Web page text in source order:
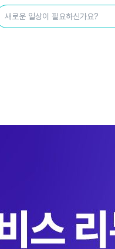
새로운 일상이 필요하신가요?